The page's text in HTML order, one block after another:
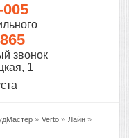
звонок
1
» Verto » Лайн »